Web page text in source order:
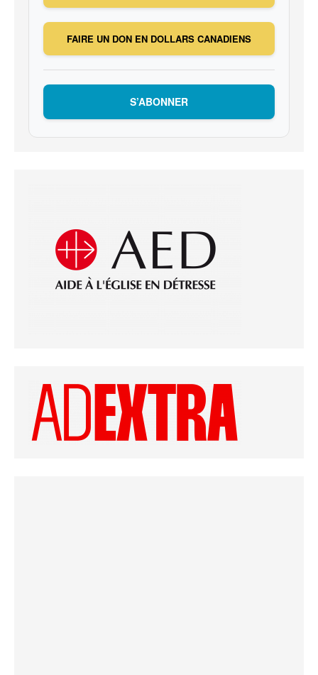
FAIRE UN DON EN DOLLARS CANADIENS
S’ABONNER